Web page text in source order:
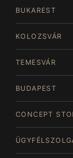
BUKAREST
KOLOZSVÁR
TEMESVÁR
BUDAPEST
CONCEPT